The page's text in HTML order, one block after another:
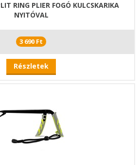
RING PLIER FOGÓ KULCSKARIKA
NYITÓVAL
3 690 Ft
Részletek